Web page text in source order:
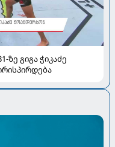
ზე გიგა ჭიკაძე